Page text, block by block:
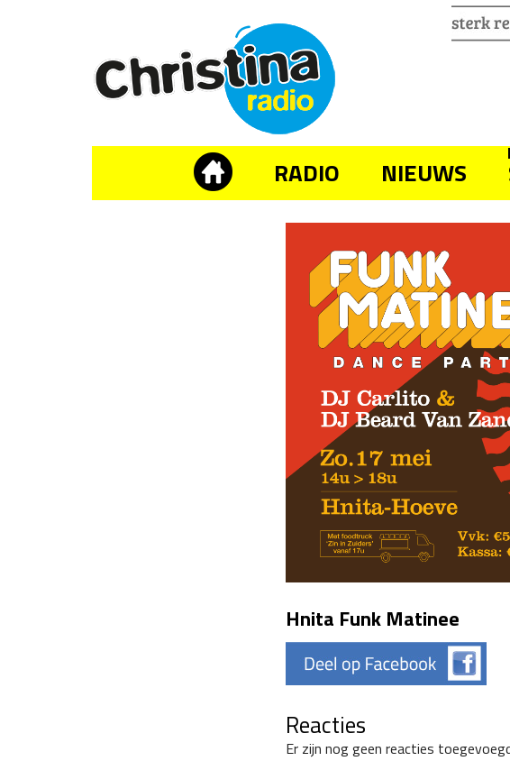
RADIO NIEUWS
Hnita Funk Matinee
Reacties
Er zijn nog geen reacties